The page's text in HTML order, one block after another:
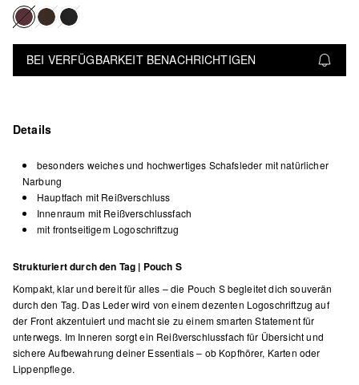
BEI VERFÜGBARKEIT BENACHRICHTIGEN
Details
besonders weiches und hochwertiges Schafsleder mit natürlicher
Narbung
Hauptfach mit Reißverschluss
Innenraum mit Reißverschlussfach
mit frontseitigem Logoschriftzug
Strukturiert durch den Tag | Pouch S
Kompakt, klar und bereit für alles – die Pouch S begleitet dich souverän
durch den Tag. Das Leder wird von einem dezenten Logoschriftzug auf
der Front akzentuiert und macht sie zu einem smarten Statement für
unterwegs. Im Inneren sorgt ein Reißverschlussfach für Übersicht und
sichere Aufbewahrung deiner Essentials – ob Kopfhörer, Karten oder
Lippenpflege.